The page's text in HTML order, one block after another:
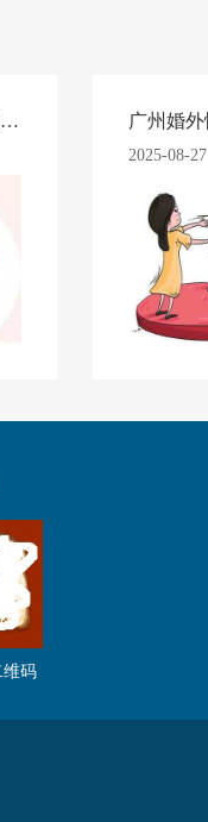
广州市婚外情调查：起诉前一个月对方转移财产咋办
2025-08-27
维码